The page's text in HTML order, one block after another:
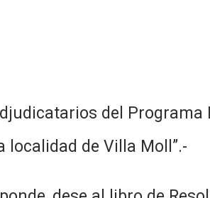
del Programa
localidad de Villa Moll”.-